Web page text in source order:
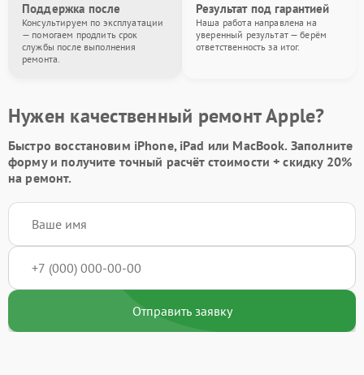
Поддержка после
Консультируем по эксплуатации
— помогаем продлить срок
службы после выполнения
ремонта.
Результат под гарантией
Наша работа направлена на
уверенный результат — берём
ответственность за итог.
Нужен качественный ремонт Apple?
Быстро восстановим iPhone, iPad или MacBook. Заполните
формуи получите точный расчёт стоимости +скидку 20%
на ремонт.
Отправить заявку